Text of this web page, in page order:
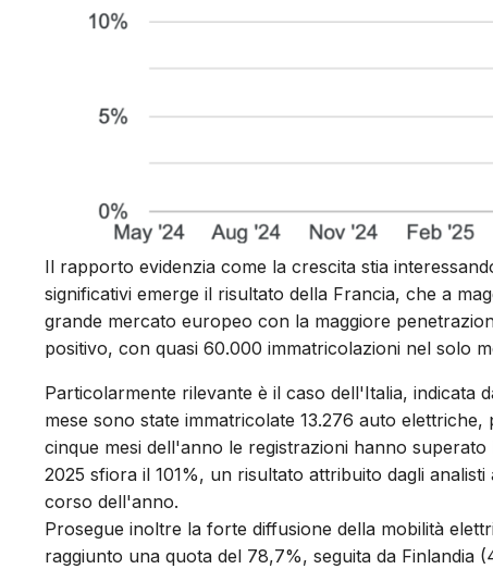
Il rapporto evidenzia come la crescita stia
significativi emerge il risultato della Francia, che a
grande mercato europeo con la maggiore
positivo, con quasi 60.000 immatricolazioni nel solo
Particolarmente rilevante è il caso dell'Italia,
mese sono state immatricolate 13.276 auto
cinque mesi dell'anno le registrazioni hanno
2025 sfiora il 101%, un risultato attribuito dagli
corso dell'anno.
Prosegue inoltre la forte diffusione della mobilità
raggiunto una quota del 78,7%, seguita da Finlandia